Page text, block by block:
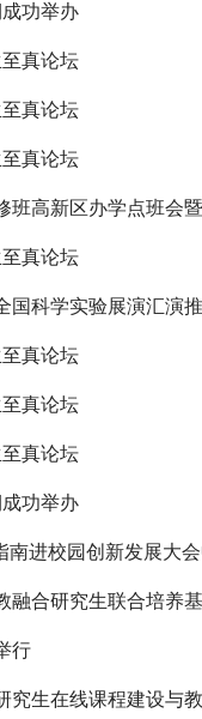
功举办
真论坛
真论坛
真论坛
班高新区办学点班会
真论坛
国科学实验展演汇演
真论坛
真论坛
真论坛
功举办
南进校园创新发展大
融合研究生联合培养
行
究生在线课程建设与